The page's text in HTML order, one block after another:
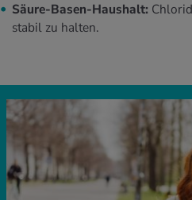
Säure-Basen-Haushalt:
stabil zu halten.